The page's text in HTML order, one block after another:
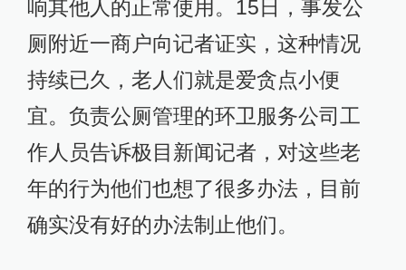
响其他人的正常使用。15日，事发公
厕附近一商户向记者证实，这种情况
持续已久，老人们就是爱贪点小便
宜。负责公厕管理的环卫服务公司工
作人员告诉极目新闻记者，对这些老
年的行为他们也想了很多办法，目前
确实没有好的办法制止他们。